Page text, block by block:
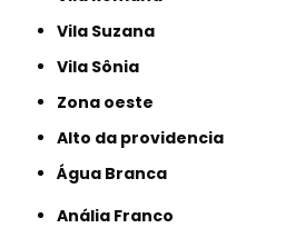
Vila Suzana
Vila Sônia
Zona oeste
alto da providencia
Água Branca
Anália Franco